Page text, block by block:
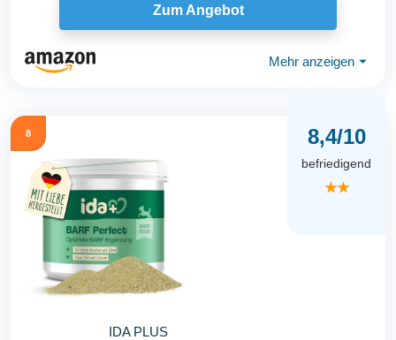
Zum Angebot
Mehr anzeigen ⏷
8
IDA PLUS
8,4/10
befriedigend
★★